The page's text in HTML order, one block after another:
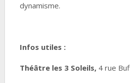
dynamisme.
Infos utiles :
Théâtre les 3 Soleils, 4 rue